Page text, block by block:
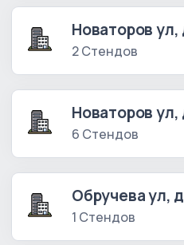
Новаторов
2 Стендов
Новаторов
6 Стендов
Обручева ул,
1 Стендов